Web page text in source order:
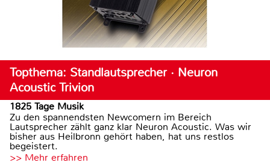
Topthema: Standlautsprecher · Neuron
Acoustic Trivion
1825 Tage Musik
Zu den spannendsten Newcomern im Bereich
Lautsprecher zählt ganz klar Neuron Acoustic. Was wir
bisher aus Heilbronn gehört haben, hat uns restlos
begeistert.
>> Mehr erfahren